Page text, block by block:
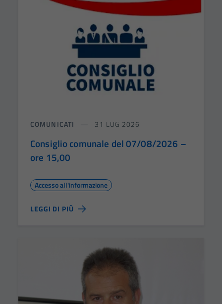
COMUNICATI 31 LUG 2026
Consiglio comunale del 07/08/2026 –
ore 15,00
Accesso all'informazione
LEGGI DI PIÙ